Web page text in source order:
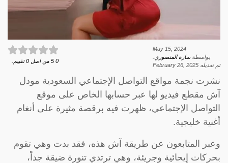
May 15, 2024
بواسطةسارة المنصوري
تم تعديله February 26, 2025
0
5 من اصل 0 تقييم.
نشرت نجمة مواقع التواصل الإجتماعي السعودية ​مودل
آش​ مقطع فيديو لها عبر حسابها الخاص على موقع
التواصل الإجتماعي، ظهرت فيه برقصة مثيرة على أنغام
أغنية خليجية.
وعبر المتابعون عن طريقة آش هذه، فقد بدت وهي تقوم
بحركات إيحائية وجريئة، وهي ترتدي تنورة ضيقة جداً،